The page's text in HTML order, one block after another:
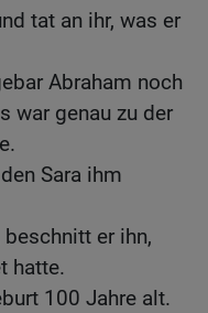
tat an ihr, was er
Abraham noch
war genau zu der
Sara ihm
er ihn,
hatte.
100 Jahre alt.